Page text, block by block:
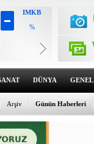
IMKB
%
6476.91
%-0.23
Dolar
47.5889
%0.02
Euro
54.9343
%-0.17
DÜNYA GENEL
Günün Haberleri
Arşiv